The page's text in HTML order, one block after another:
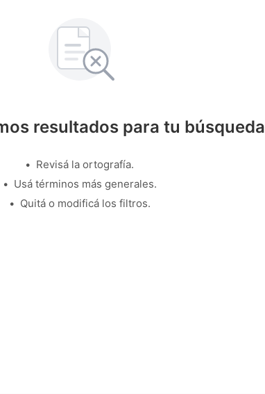
resultados para tu búsqueda
Revisá la ortografía.
Usá términos más generales.
Quitá o modificá los filtros.